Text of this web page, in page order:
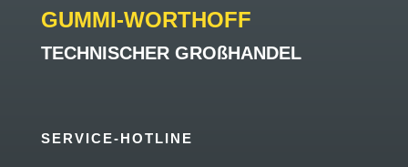
GUMMI-WORTHOFF
TECHNISCHER GROßHANDEL
SERVICE-HOTLINE